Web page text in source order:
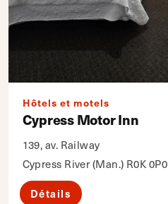
Hôtels et motels
Cypress Motor Inn
139, av. Railway
Cypress River (Man.) R0K 0P0
Détails